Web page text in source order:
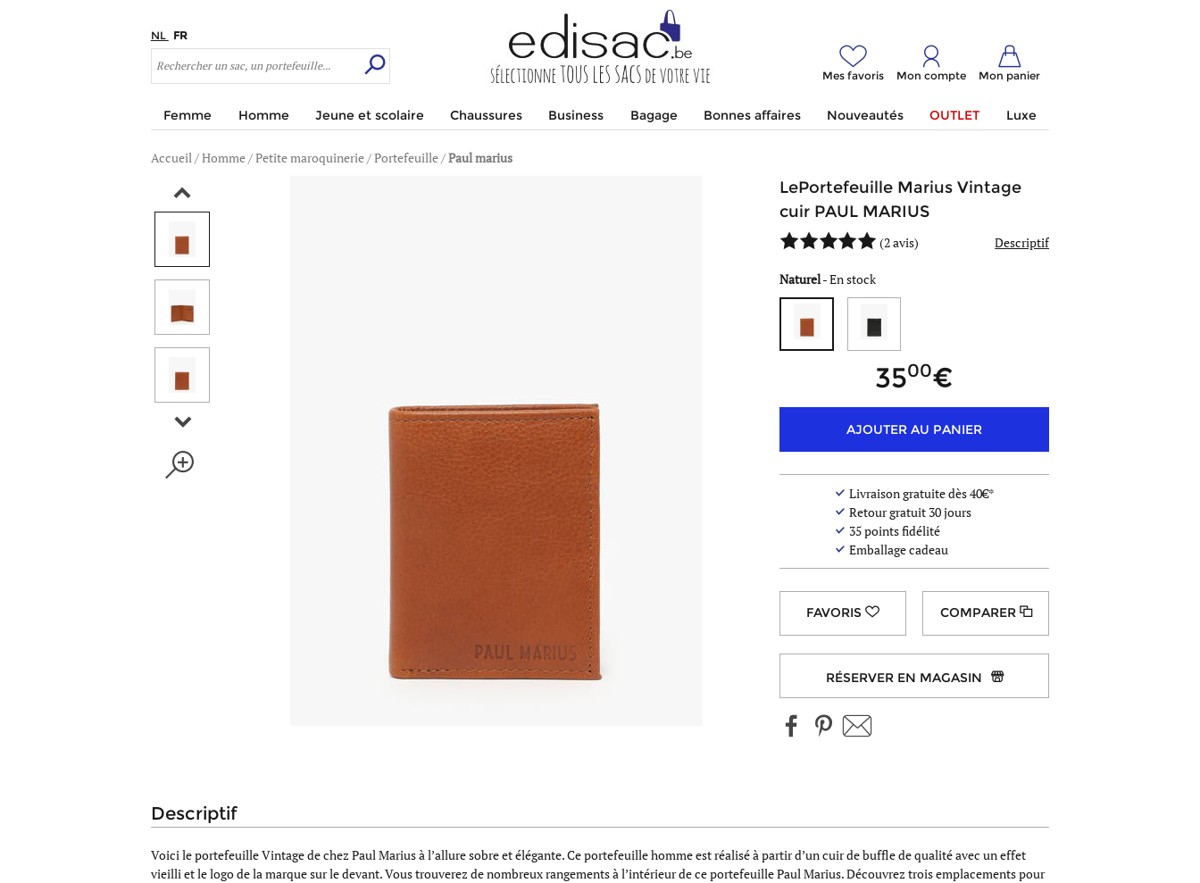
NL FR
Mes favoris Mon compte Mon panier
Femme Homme Jeune et scolaire Chaussures Business Bagage Bonnes affaires Nouveautés OUTLET Luxe
Accueil/Homme/Petite maroquinerie/Portefeuille/Paul marius
LePortefeuille Marius Vintage
cuir PAUL MARIUS
(2 avis) Descriptif
Naturel-En stock
3500
AJOUTER AU PANIER
Livraison gratuite dès 40€*
Retour gratuit 30 jours
35points fidélité
Emballage cadeau
COMPARER
RÉSERVER EN MAGASIN
descriptif
Voici le portefeuille Vintage de chez Paul Marius à l’allure sobre et élégante. Ce portefeuille homme est réalisé à partir d’un cuir de buffle de qualité avec un effet
vieilli et le logo de la marque sur le devant. Vous trouverez de nombreux rangements à l’intérieur de ce portefeuille Paul Marius. Découvrez trois emplacements pour